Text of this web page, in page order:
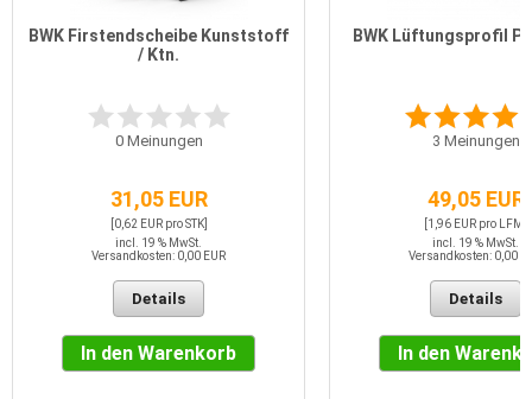
BWK Firstendscheibe Kunststoff
/ Ktn.
0Meinungen
31,05 EUR
[0,62 EUR pro STK]
incl. 19 % MwSt.
Versandkosten: 0,00 EUR
Details
In den Warenkorb
BWK Lüftungsprofil
3 Meinungen
49,05 EUR
[1,96 EUR pro LFM]
incl. 19 % MwSt.
Versandkosten: 0,00
Details
In den